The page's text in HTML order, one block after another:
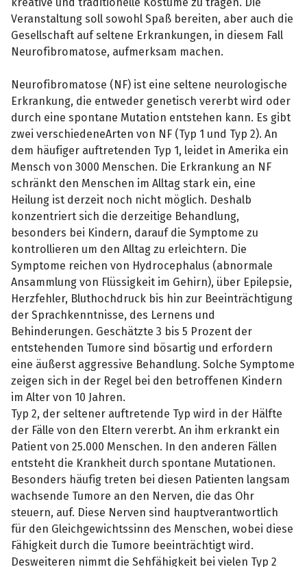
Veranstaltung soll sowohl Spaß bereiten, aber auch die
Gesellschaft auf seltene Erkrankungen, in diesem Fall
Neurofibromatose, aufmerksam machen.
Neurofibromatose (NF) ist eine seltene neurologische
Erkrankung, die entweder genetisch vererbt wird oder
durch eine spontane Mutation entstehen kann. Es gibt
zwei verschiedeneArten von NF (Typ 1 und Typ 2). An
dem häufiger auftretenden Typ 1, leidet in Amerika ein
Mensch von 3000 Menschen. Die Erkrankung an NF
schränkt den Menschen im Alltag stark ein, eine
Heilung ist derzeit noch nicht möglich. Deshalb
konzentriert sich die derzeitige Behandlung,
besonders bei Kindern, darauf die Symptome zu
kontrollieren um den Alltag zu erleichtern. Die
Symptome reichen von Hydrocephalus (abnormale
Ansammlung von Flüssigkeit im Gehirn), über Epilepsie,
Herzfehler, Bluthochdruck bis hin zur Beeinträchtigung
der Sprachkenntnisse, des Lernens und
Behinderungen. Geschätzte 3 bis 5 Prozent der
entstehenden Tumore sind bösartig und erfordern
eine äußerst aggressive Behandlung. Solche Symptome
zeigen sich in der Regel bei den betroffenen Kindern
im Alter von 10 Jahren.
Typ 2, der seltener auftretende Typ wird in der Hälfte
der Fälle von den Eltern vererbt. An ihm erkrankt ein
Patient von 25.000 Menschen. In den anderen Fällen
entsteht die Krankheit durch spontane Mutationen.
Besonders häufig treten bei diesen Patienten langsam
wachsende Tumore an den Nerven, die das Ohr
steuern, auf. Diese Nerven sind hauptverantwortlich
für den Gleichgewichtssinn des Menschen, wobei diese
Fähigkeit durch die Tumore beeinträchtigt wird.
Desweiteren nimmt die Sehfähigkeit bei vielen Typ 2